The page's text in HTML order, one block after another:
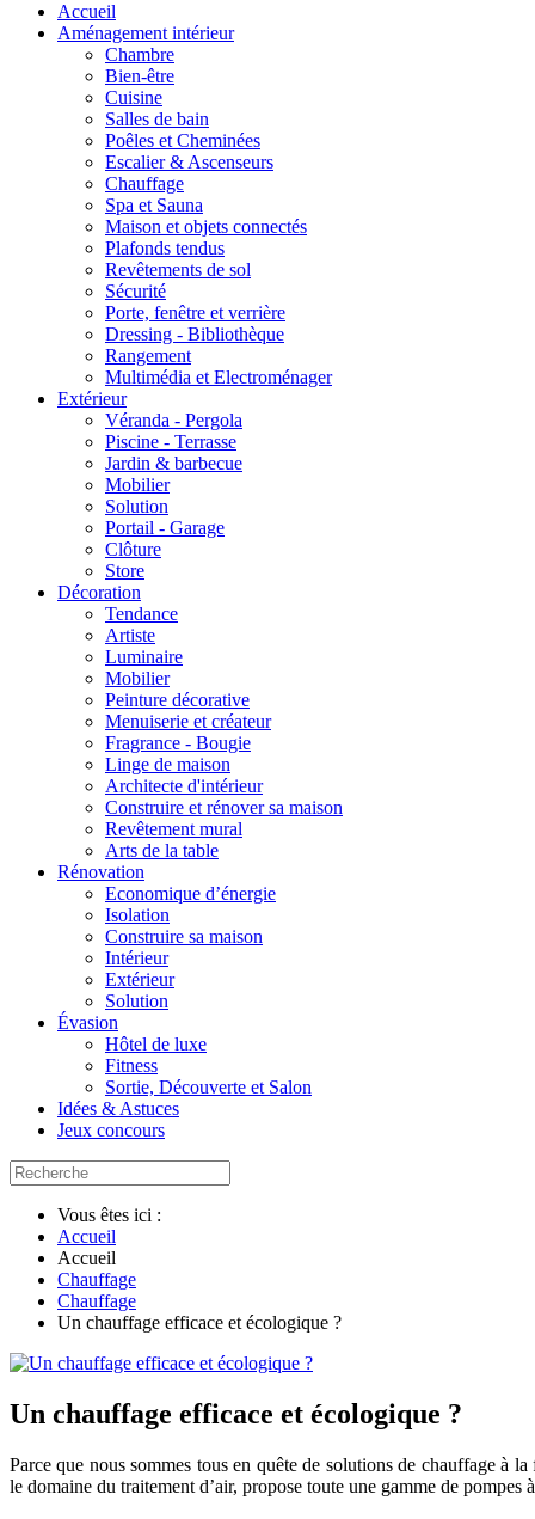
Accueil
Aménagement intérieur
Chambre
Bien-être
Cuisine
Salles de bain
Poêles et Cheminées
Escalier & Ascenseurs
Chauffage
Spa et Sauna
Maison et objets connectés
Plafonds tendus
Revêtements de sol
Sécurité
Porte, fenêtre et verrière
Dressing - Bibliothèque
Rangement
Multimédia et Electroménager
Extérieur
Véranda - Pergola
Piscine - Terrasse
Jardin & barbecue
Mobilier
Solution
Portail - Garage
Clôture
Store
Décoration
Tendance
Artiste
Luminaire
Mobilier
Peinture décorative
Menuiserie et créateur
Fragrance - Bougie
Linge de maison
Architecte d'intérieur
Construire et rénover sa maison
Revêtement mural
Arts de la table
Rénovation
Economique d’énergie
Isolation
Construire sa maison
Intérieur
Extérieur
Solution
Évasion
Hôtel de luxe
Fitness
Sortie, Découverte et Salon
Idées & Astuces
Jeux concours
Vous êtes ici :
Accueil
Accueil
Chauffage
Chauffage
Un chauffage efficace et écologique ?
Un chauffage efficace et écologique ?
Parce que nous sommes tous en quête de solutions de chauffage à
le domaine du traitement d’air, propose toute une gamme de